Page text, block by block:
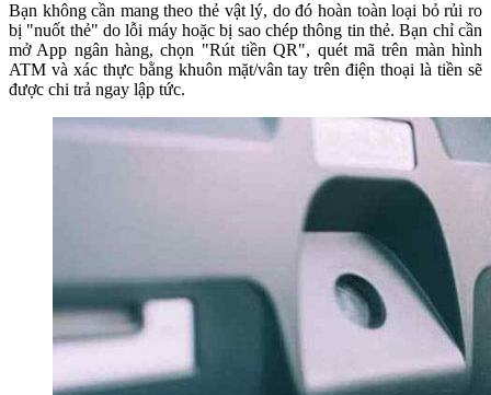
Bạn không cần mang theo thẻ vật lý, do đó hoàn toàn loại bỏ rủi ro
bị "nuốt thẻ" do lỗi máy hoặc bị sao chép thông tin thẻ. Bạn chỉ cần
mở App ngân hàng, chọn "Rút tiền QR", quét mã trên màn hình
ATM và xác thực bằng khuôn mặt/vân tay trên điện thoại là tiền sẽ
được chi trả ngay lập tức.